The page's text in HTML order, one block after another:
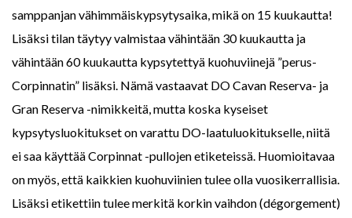
samppanjan vähimmäiskypsytysaika, mikä on 15 kuukautta!
Lisäksi tilan täytyy valmistaa vähintään 30 kuukautta ja
vähintään 60 kuukautta kypsytettyä kuohuviinejä ”perus-
Corpinnatin” lisäksi. Nämä vastaavat DO Cavan Reserva- ja
Gran Reserva -nimikkeitä, mutta koska kyseiset
kypsytysluokitukset on varattu DO-laatuluokitukselle, niitä
ei saa käyttää Corpinnat -pullojen etiketeissä. Huomioitavaa
on myös, että kaikkien kuohuviinien tulee olla vuosikerrallisia.
Lisäksi etikettiin tulee merkitä korkin vaihdon (dégorgement)